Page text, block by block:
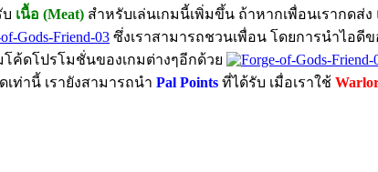
บ เนื้อ (Meat) สำหรับเล่นเกมนี้เพิ่มขึ้น ถ้าหากเพื่อนเรากดส่ง
ซึ่งเราสามารถชวนเพื่อน โดยการนำไอดี
ค้ดโปรโมชั่นของเกมต่างๆอีกด้วย
เท่านี้ เรายังสามารถนำ Pal Points ที่ได้รับ เมื่อเราใช้